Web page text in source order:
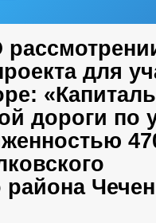
для
дороги по